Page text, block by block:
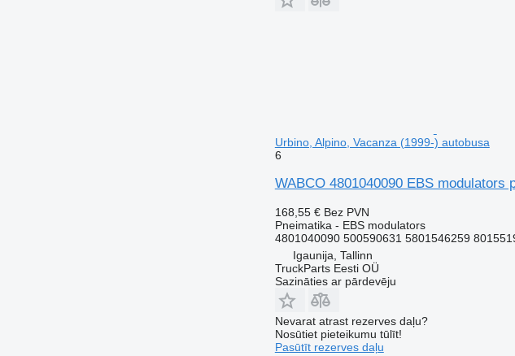
Urbino, Alpino, Vacanza (1999-) autobusa
6
WABCO 4801040090 EBS
168,55 € Bez PVN
Pneimatika - EBS modulators
4801040090 500590631 5801546259
Igaunija, Tallinn
TruckParts Eesti OÜ
Sazināties ar pārdevēju
Nevarat atrast rezerves daļu?
Nosūtiet pieteikumu tūlīt!
Pasūtīt rezerves daļu